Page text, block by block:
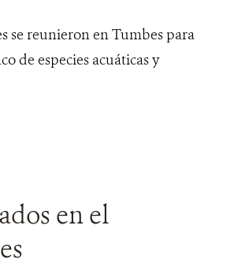
se reunieron en Tumbes para
de especies acuáticas y
en el